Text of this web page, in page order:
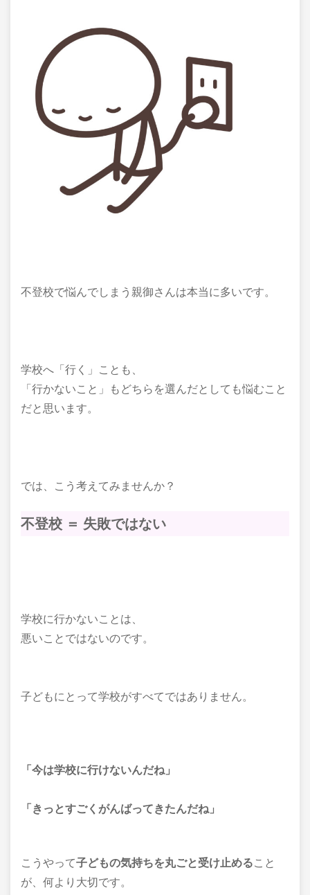
不登校で悩んでしまう親御さんは本当に多いです。
学校へ「行く」ことも、
「行かないこと」もどちらを選んだとしても悩むこと
だと思います。
では、こう考えてみませんか？
不登校 ＝ 失敗ではない
学校に行かないことは、
悪いことではないのです。
子どもにとって学校がすべてではありません。
「今は学校に行けないんだね」
「きっとすごくがんばってきたんだね」
こうやって子どもの気持ちを丸ごと受け止めること
が、何より大切です。